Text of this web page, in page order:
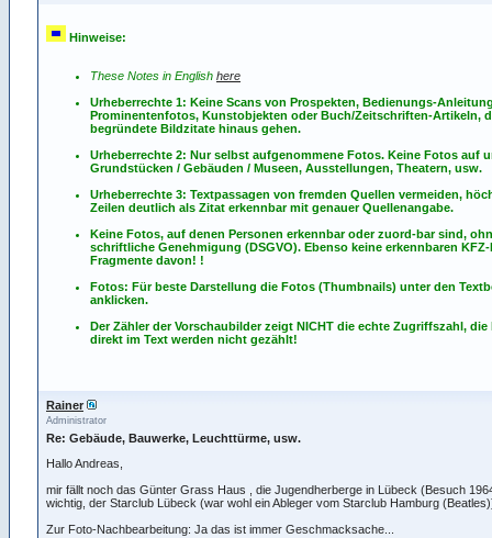
Hinweise:
These Notes in English here
Urheberrechte 1: Keine Scans von Prospekten, Bedienungs-
Prominentenfotos, Kunstobjekten oder Buch/Zeitschriften-Artikeln,
begründete Bildzitate hinaus gehen.
Urheberrechte 2: Nur selbst aufgenommene Fotos. Keine Fotos auf
Grundstücken / Gebäuden / Museen, Ausstellungen, Theatern, usw.
Urheberrechte 3: Textpassagen von fremden Quellen vermeiden,
Zeilen deutlich als Zitat erkennbar mit genauer Quellenangabe.
Keine Fotos, auf denen Personen erkennbar oder zuord-bar sind,
schriftliche Genehmigung (DSGVO). Ebenso keine erkennbaren
Fragmente davon! !
Fotos: Für beste Darstellung die Fotos (Thumbnails) unter den
anklicken.
Der Zähler der Vorschaubilder zeigt NICHT die echte Zugriffszahl,
direkt im Text werden nicht gezählt!
Rainer
Administrator
Re: Gebäude, Bauwerke, Leuchttürme, usw.
Hallo Andreas,
mir fällt noch das Günter Grass Haus , die Jugendherberge in Lübeck (Besuch
wichtig, der Starclub Lübeck (war wohl ein Ableger vom Starclub Hamburg
Zur Foto-Nachbearbeitung: Ja das ist immer Geschmacksache...